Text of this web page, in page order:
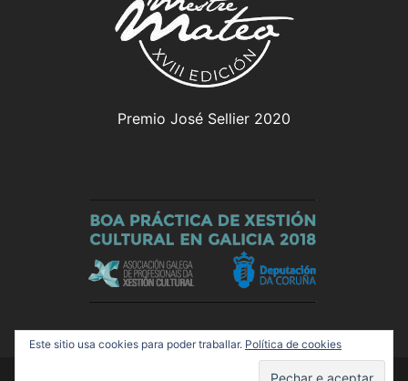
Premio José Sellier 2020
Este sitio usa cookies para poder traballar. Política de cookies